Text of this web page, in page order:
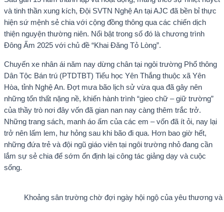
và tinh thần xung kích, Đội SVTN Nghệ An tại AJC đã bền bỉ thực
hiện sứ mệnh sẻ chia với cộng đồng thông qua các chiến dịch
thiện nguyện thường niên. Nổi bật trong số đó là chương trình
Đông Ấm 2025 với chủ đề “Khai Đăng Tỏ Lòng”.
Chuyến xe nhân ái năm nay dừng chân tại ngôi trường Phổ thông
Dân Tộc Bán trú (PTDTBT) Tiểu học Yên Thắng thuộc xã Yên
Hòa, tỉnh Nghệ An. Đợt mưa bão lịch sử vừa qua đã gây nên
những tổn thất nặng nề, khiến hành trình “gieo chữ – giữ trường”
của thầy trò nơi đây vốn đã gian nan nay càng thêm trắc trở.
Những trang sách, manh áo ấm của các em – vốn đã ít ỏi, nay lại
trở nên lấm lem, hư hỏng sau khi bão đi qua. Hơn bao giờ hết,
những đứa trẻ và đội ngũ giáo viên tại ngôi trường nhỏ đang cần
lắm sự sẻ chia để sớm ổn định lại công tác giảng dạy và cuộc
sống.
Khoảng sân trường chờ đợi ngày hội ngộ của yêu thương